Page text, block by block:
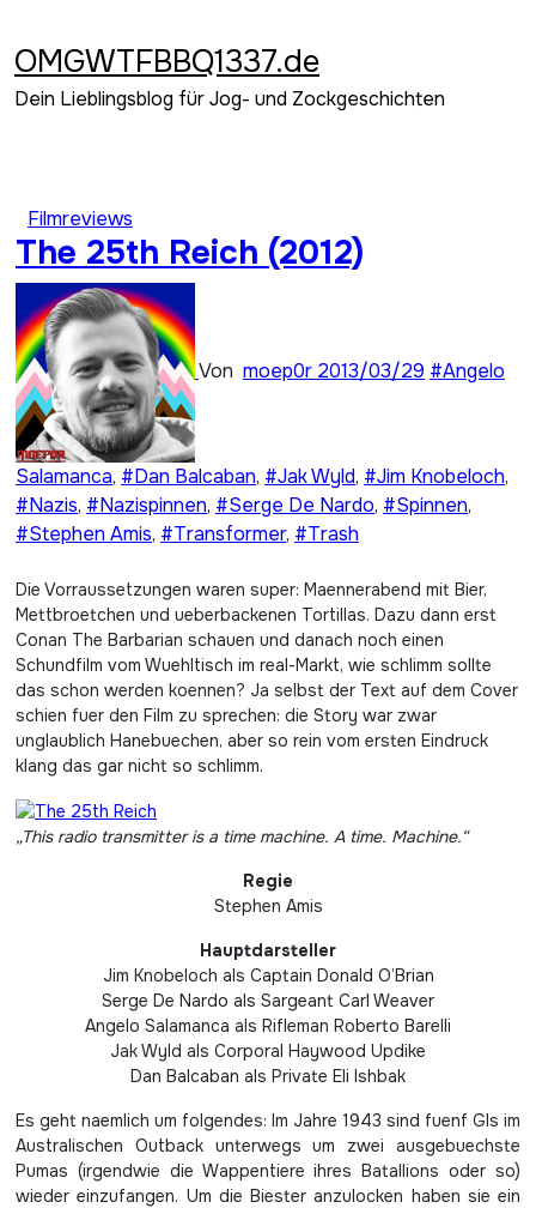
springen
OMGWTFBBQ1337.de
Dein Lieblingsblog für Jog- und Zockgeschichten
Filmreviews
The 25th Reich (2012)
Von moep0r 2013/03/29 #Angelo
Salamanca, #Dan Balcaban, #Jak Wyld, #Jim Knobeloch,
#Nazis, #Nazispinnen, #Serge De Nardo, #Spinnen,
#Stephen Amis, #Transformer, #Trash
Die Vorraussetzungen waren super: Maennerabend mit Bier,
Mettbroetchen und ueberbackenen Tortillas. Dazu dann erst
Conan The Barbarian schauen und danach noch einen
Schundfilm vom Wuehltisch im real-Markt, wie schlimm sollte
das schon werden koennen? Ja selbst der Text auf dem Cover
schien fuer den Film zu sprechen: die Story war zwar
unglaublich Hanebuechen, aber so rein vom ersten Eindruck
klang das gar nicht so schlimm.
„This radio transmitter is a time machine. A time. Machine.“
Regie
Stephen Amis
Hauptdarsteller
Jim Knobeloch als Captain Donald O’Brian
Serge De Nardo als Sargeant Carl Weaver
Angelo Salamanca als Rifleman Roberto Barelli
Jak Wyld als Corporal Haywood Updike
Dan Balcaban als Private Eli Ishbak
Es geht naemlich um folgendes: Im Jahre 1943 sind fuenf GIs im
Australischen Outback unterwegs um zwei ausgebuechste
Pumas (irgendwie die Wappentiere ihres Batallions oder so)
wieder einzufangen. Um die Biester anzulocken haben sie ein